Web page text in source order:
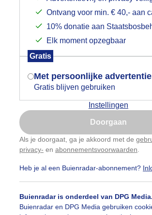
Ontvang voor min. € 40,- aan
10% donatie aan
Elk moment opzegbaar
Gratis
Met persoonlijke
Gratis blijven gebruiken
Instellingen
Doorgaan
Als je doorgaat, ga je akkoord met de
privacy- en abonnementsvoorwaarden
Heb je al een Buienradar-abonnement?
Buienradar is onderdeel van DPG Media.
Buienradar en DPG Media gebruiken
het weer?
Indien je hier nog geen akkoord
gegeven, verschijnt er zo een
je browser waarin deze
gevraagd wordt.
Is goed, toon de popup
Nu niet, misschien
Gebruik je Safari en wil je niet elke dag
Klikhierom dit aan te